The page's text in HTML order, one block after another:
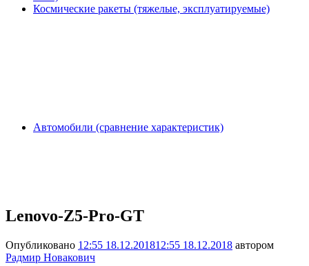
Космические ракеты (тяжелые, эксплуатируемые)
Автомобили (сравнение характеристик)
Lenovo-Z5-Pro-GT
Опубликовано 12:55 18.12.201812:55 18.12.2018 автором
Радмир Новакович